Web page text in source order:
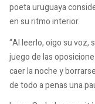
poeta uruguaya
en su ritmo interior.
“Al leerlo, oigo su voz,
juego de las
caer la noche y
de todo a penas una